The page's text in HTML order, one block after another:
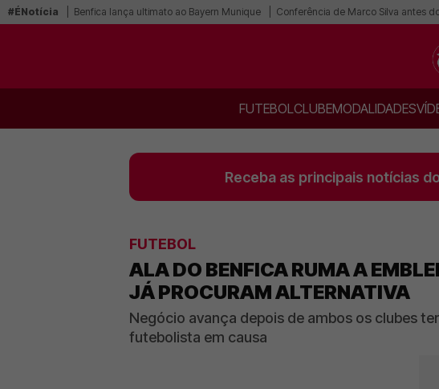
#ÉNotícia Benfica lança ultimato ao Bayern Munique Conferência de Marco Silva antes
FUTEBOLCLUBEMODALIDADES
Receba as principais notícias
FUTEBOL
ALA DO BENFICA RUMA A
JÁ PROCURAM ALTERNATIVA
Negócio avança depois de ambos os clubes
futebolista em causa